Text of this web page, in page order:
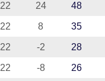
22 24 48
22 8 35
22 -2 28
22 -8 26